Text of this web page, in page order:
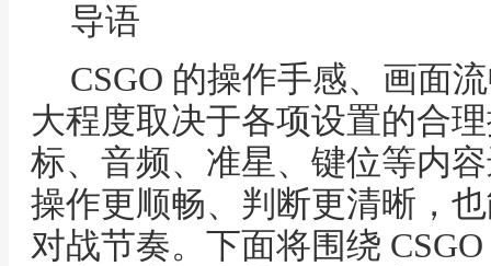
导语
CSGO 的操作手感、画面
大程度取决于各项设置的合
标、音频、准星、键位等内
操作更顺畅、判断更清晰，
对战节奏。下面将围绕